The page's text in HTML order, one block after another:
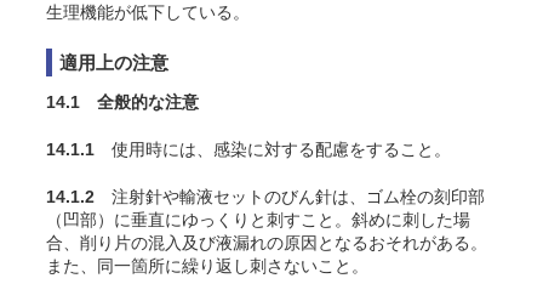
生理機能が低下している。
適用上の注意
14.1 全般的な注意
14.1.1 使用時には、感染に対する配慮をすること。
14.1.2 注射針や輸液セットのびん針は、ゴム栓の刻印部
（凹部）に垂直にゆっくりと刺すこと。斜めに刺した場
合、削り片の混入及び液漏れの原因となるおそれがある。
また、同一箇所に繰り返し刺さないこと。